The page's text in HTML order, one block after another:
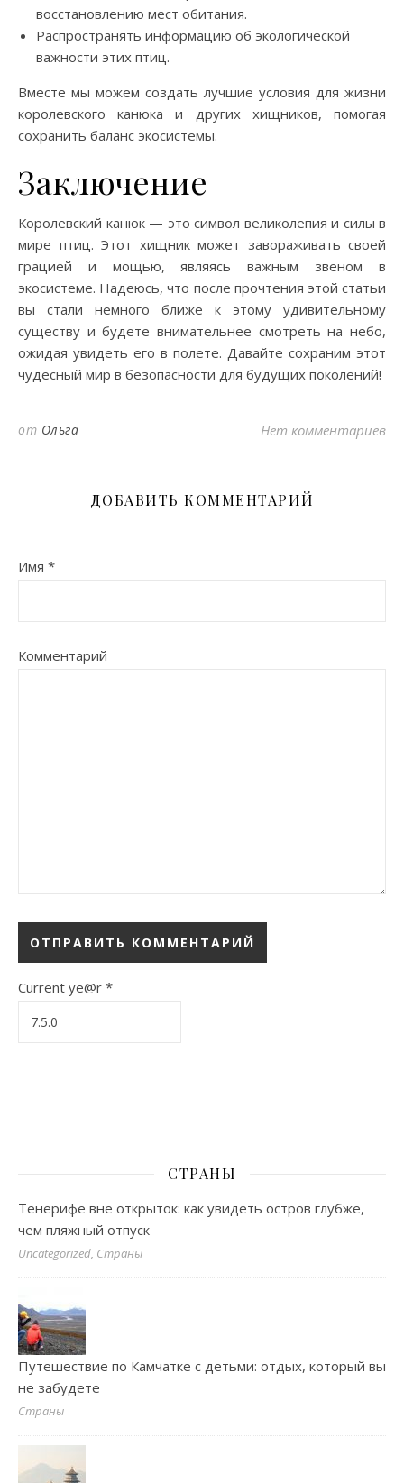
восстановлению мест обитания.
Распространять информацию об экологической
важности этих птиц.
Вместе мы можем создать лучшие условия для жизни
королевского канюка и других хищников, помогая
сохранить баланс экосистемы.
Заключение
Королевский канюк — это символ великолепия и силы в
мире птиц. Этот хищник может завораживать своей
грацией и мощью, являясь важным звеном в
экосистеме. Надеюсь, что после прочтения этой статьи
вы стали немного ближе к этому удивительному
существу и будете внимательнее смотреть на небо,
ожидая увидеть его в полете. Давайте сохраним этот
чудесный мир в безопасности для будущих поколений!
от Ольга Нет комментариев
ДОБАВИТЬ КОММЕНТАРИЙ
Имя *
Комментарий
Current ye@r *
СТРАНЫ
Тенерифе вне открыток: как увидеть остров глубже,
чем пляжный отпуск
Uncategorized, Страны
Путешествие по Камчатке с детьми: отдых, который вы
не забудете
Страны